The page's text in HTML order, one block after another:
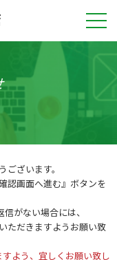
ざいます。
認画面へ進む』ボタンを
がない場合には、
ただきますようお願い致
よう、宜しくお願い致し